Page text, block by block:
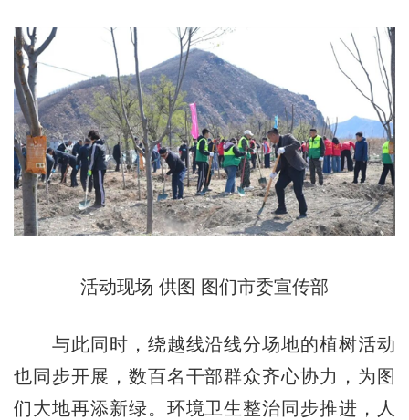
活动现场 供图 图们市委宣传部
与此同时，绕越线沿线分场地的植树活动
也同步开展，数百名干部群众齐心协力，为图
们大地再添新绿。环境卫生整治同步推进，人